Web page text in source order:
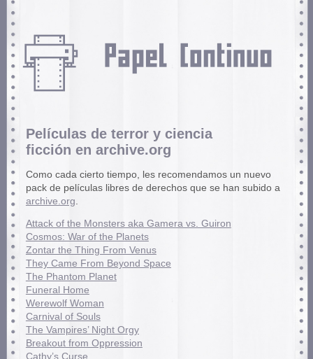
Películas de terror y ciencia
ficción en archive.org
Como cada cierto tiempo, les recomendamos un nuevo
pack de películas libres de derechos que se han subido a
archive.org
Attack of the Monsters aka Gamera vs. Guiron
Cosmos: War of the Planets
Zontar the Thing From Venus
They Came From Beyond Space
The Phantom Planet
Funeral Home
Werewolf Woman
Carnival of Souls
The Vampires’ Night Orgy
Breakout from Oppression
Cathy’s Curse